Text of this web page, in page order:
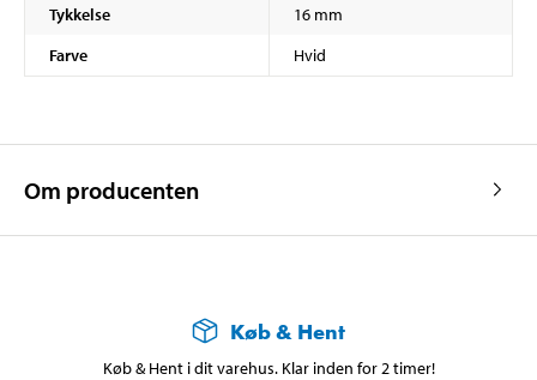
Tykkelse
16 mm
Farve
Hvid
Om producenten
Køb & Hent
Køb & Hent i dit varehus. Klar inden for 2 timer!